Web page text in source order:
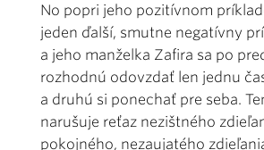
No popri jeho pozitívnom
jeden ďalší, smutne negatívny
a jeho manželka Zafira sa po
rozhodnú odovzdať len jednu
a druhú si ponechať pre seba.
narušuje reťaz nezištného
pokojného, nezaujatého